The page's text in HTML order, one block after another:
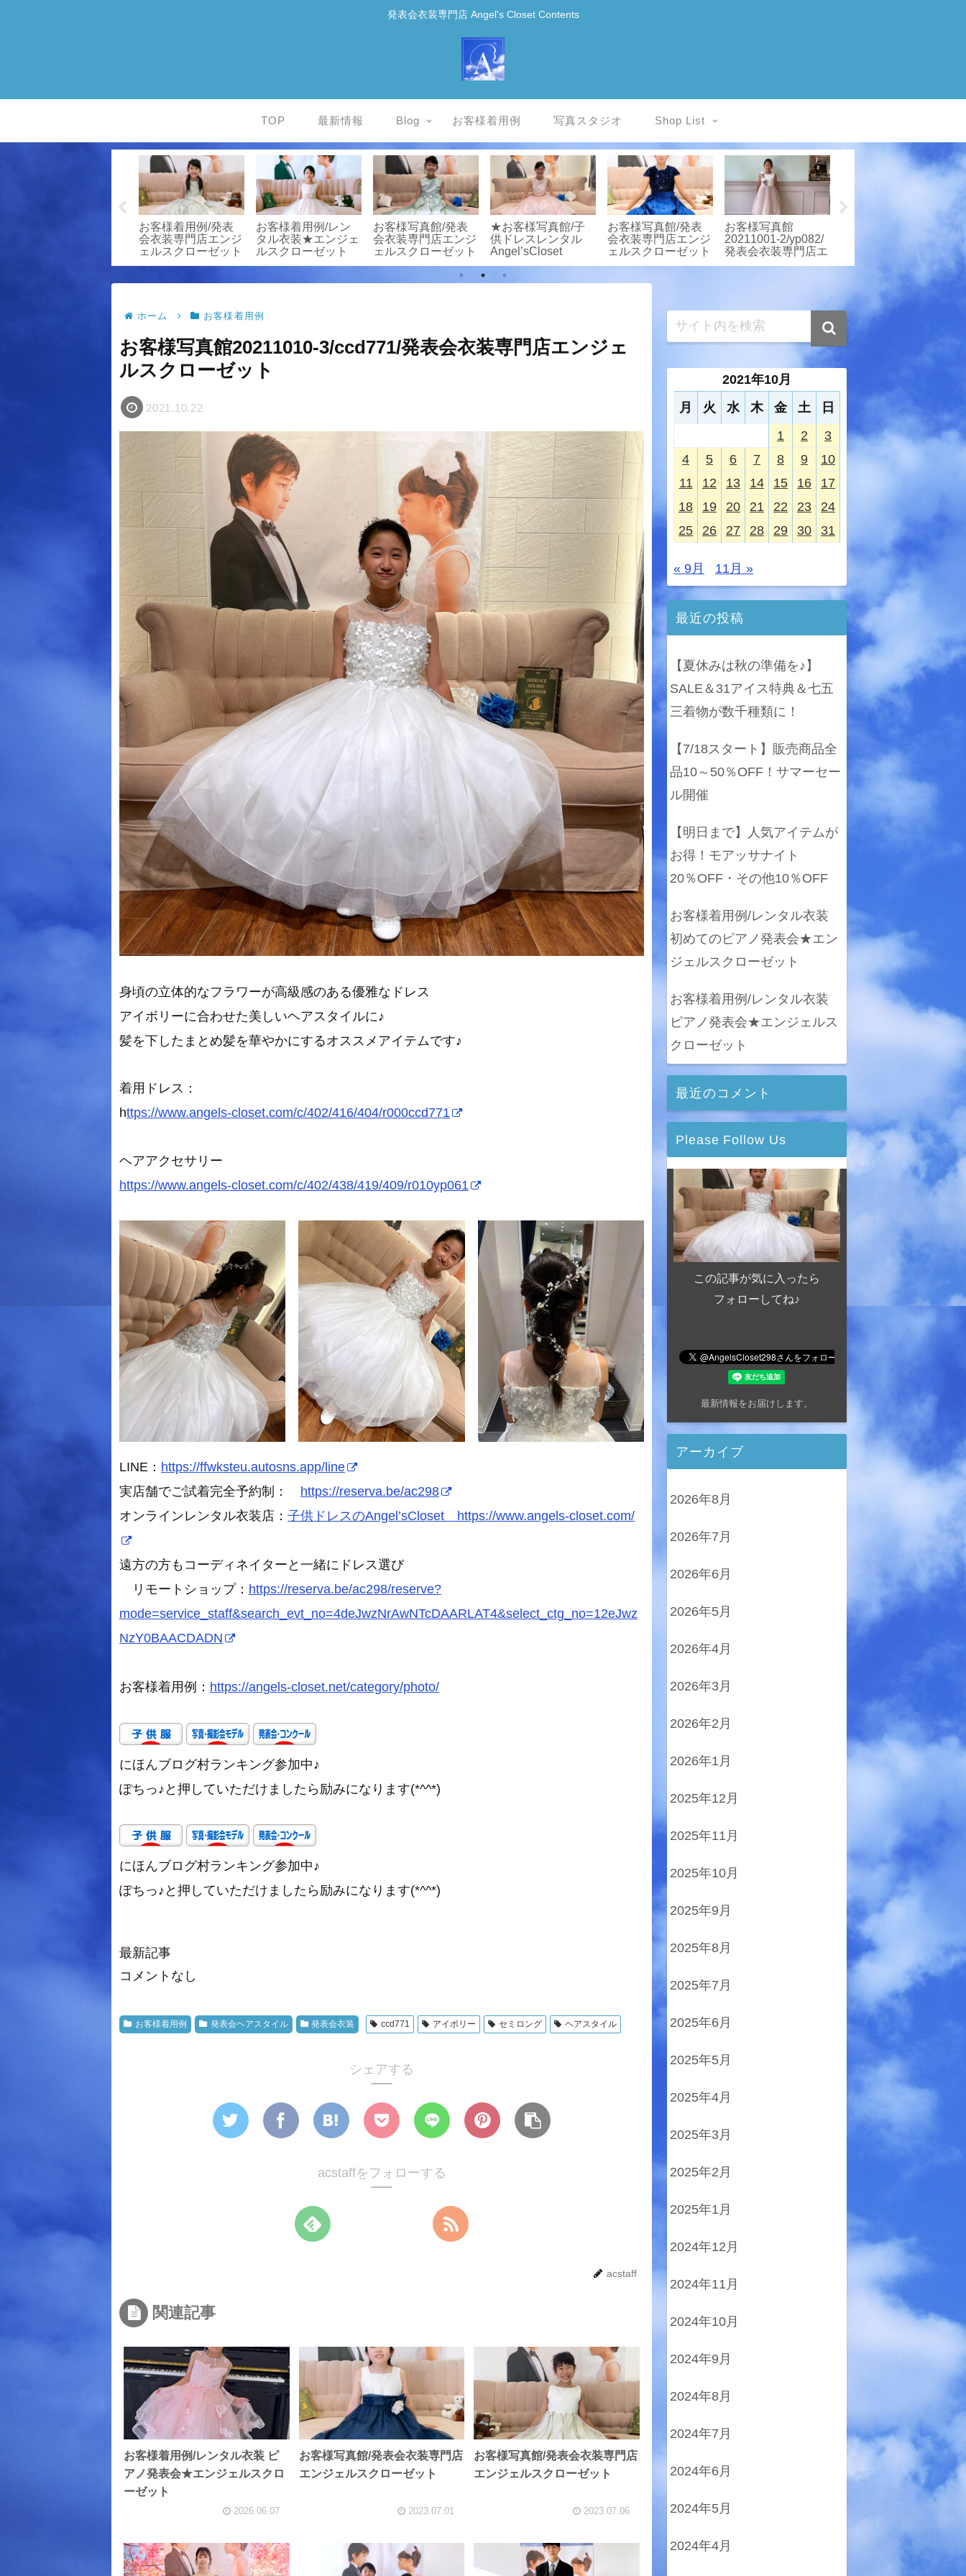
発表会衣装専門店 Angel's Closet Contents
TOP 最新情報 Blog お客様着用例 写真スタジオ Shop List
お客様着用例/発表
会衣装専門店エンジ
ェルスクローゼット
お客様着用例/レン
タル衣装★エンジェ
ルスクローゼット
お客様写真館/発表
会衣装専門店エンジ
ェルスクローゼット
★お客様写真館/子
供ドレスレンタル
Angel’sCloset
お客様写真館/発表
会衣装専門店エンジ
ェルスクローゼット
お客様写真館
20211001-2/yp082/
発表会衣装専門店エ
ンジェルスクローゼ
ホーム お客様着用例
お客様写真館20211010-3/ccd771/発表会衣装専門店エンジェ
ルスクローゼット
2021.10.22
身頃の立体的なフラワーが高級感のある優雅なドレス
アイボリーに合わせた美しいヘアスタイルに♪
髪を下したまとめ髪を華やかにするオススメアイテムです♪
着用ドレス：
https://www.angels-closet.com/c/402/416/404/r000ccd771
ヘアアクセサリー
https://www.angels-closet.com/c/402/438/419/409/r010yp061
LINE： https://ffwksteu.autosns.app/line
実店舗でご試着完全予約制： https://reserva.be/ac298
オンラインレンタル衣装店： 子供ドレスのAngel’sCloset https://www.angels-closet.com/
遠方の方もコーディネイターと一緒にドレス選び
リモートショップ： https://reserva.be/ac298/reserve?
mode=service_staff&search_evt_no=4deJwzNrAwNTcDAARLAT4&select_ctg_no=12eJwz
NzY0BAACDADN
お客様着用例： https://angels-closet.net/category/photo/
にほんブログ村ランキング参加中♪
ぽちっ♪と押していただけましたら励みになります(*^^*)
にほんブログ村ランキング参加中♪
ぽちっ♪と押していただけましたら励みになります(*^^*)
最新記事
コメントなし
お客様着用例 発表会ヘアスタイル 発表会衣装 ccd771 アイボリー セミロング ヘアスタイル
シェアする
acstaffをフォローする
acstaff
関連記事
お客様着用例/レンタル衣装 ピ
アノ発表会★エンジェルスクロ
ーゼット
2026.06.07
お客様写真館/発表会衣装専門店
エンジェルスクローゼット
2023.07.01
お客様写真館/発表会衣装専門店
エンジェルスクローゼット
2023.07.06
2021年10月
月
火 水 木 金 土
日
1
2
3
4
5 6 7 8 9
10
11
12 13 14 15 16
17
18
19 20 21 22 23
24
25
26 27 28 29 30 31
« 9月 11月 »
最近の投稿
【夏休みは秋の準備を♪】
SALE＆31アイス特典＆七五
三着物が数千種類に！
【7/18スタート】販売商品全
品10～50％OFF！サマーセー
ル開催
【明日まで】人気アイテムが
お得！モアッサナイト
20％OFF・その他10％OFF
お客様着用例/レンタル衣装
初めてのピアノ発表会★エン
ジェルスクローゼット
お客様着用例/レンタル衣装
ピアノ発表会★エンジェルス
クローゼット
最近のコメント
Please Follow Us
この記事が気に入ったら
フォローしてね♪
最新情報をお届けします。
アーカイブ
2026年8月
2026年7月
2026年6月
2026年5月
2026年4月
2026年3月
2026年2月
2026年1月
2025年12月
2025年11月
2025年10月
2025年9月
2025年8月
2025年7月
2025年6月
2025年5月
2025年4月
2025年3月
2025年2月
2025年1月
2024年12月
2024年11月
2024年10月
2024年9月
2024年8月
2024年7月
2024年6月
2024年5月
2024年4月